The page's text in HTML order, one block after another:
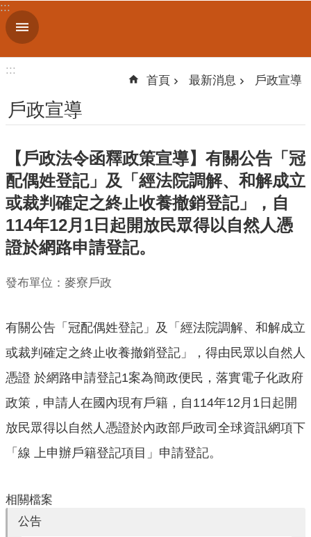
跳到主要內容區塊
進
階
關
簡
介
便
民
服
口
統
計
最
新
息
主
專
區
:::
:::
首頁 最新消息 戶政宣導
戶政宣導
【戶政法令函釋政策宣導】有關公告「冠
配偶姓登記」及「經法院調解、和解成立
或裁判確定之終止收養撤銷登記」，自
114年12月1日起開放民眾得以自然人憑
證於網路申請登記。
發布單位：麥寮戶政
有關公告「冠配偶姓登記」及「經法院調解、和解成立
或裁判確定之終止收養撤銷登記」，得由民眾以自然人
憑證 於網路申請登記1案為簡政便民，落實電子化政府
政策，申請人在國內現有戶籍，自114年12月1日起開
放民眾得以自然人憑證於內政部戶政司全球資訊網項下
「線 上申辦戶籍登記項目」申請登記。
相關檔案
公告